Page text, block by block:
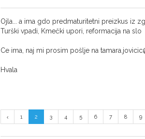
Ojla... a ima gdo predmaturitetni preizkus iz
Turški vpadi, Kmečki upori, reformacija na slo
Ce ima, naj mi prosim pošlje na
Hvala
1 2 3 4 5 6 7 8 9